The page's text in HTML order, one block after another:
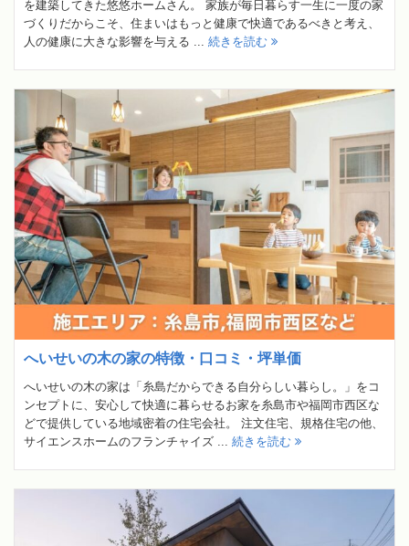
を建築してきた悠悠ホームさん。 家族が毎日暮らす一生に一度の家
づくりだからこそ、住まいはもっと健康で快適であるべきと考え、
人の健康に大きな影響を与える ... 続きを読む
へいせいの木の家の特徴・口コミ・坪単価
へいせいの木の家は「糸島だからできる自分らしい暮らし。」をコ
ンセプトに、安心して快適に暮らせるお家を糸島市や福岡市西区な
どで提供している地域密着の住宅会社。 注文住宅、規格住宅の他、
サイエンスホームのフランチャイズ ... 続きを読む